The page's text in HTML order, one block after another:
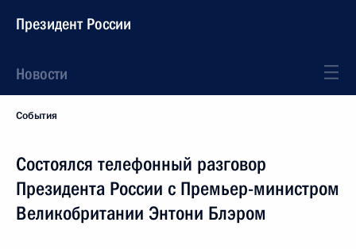
Президент России
Новости
События
Состоялся телефонный разговор
Президента России с Премьер-министром
Великобритании Энтони Блэром